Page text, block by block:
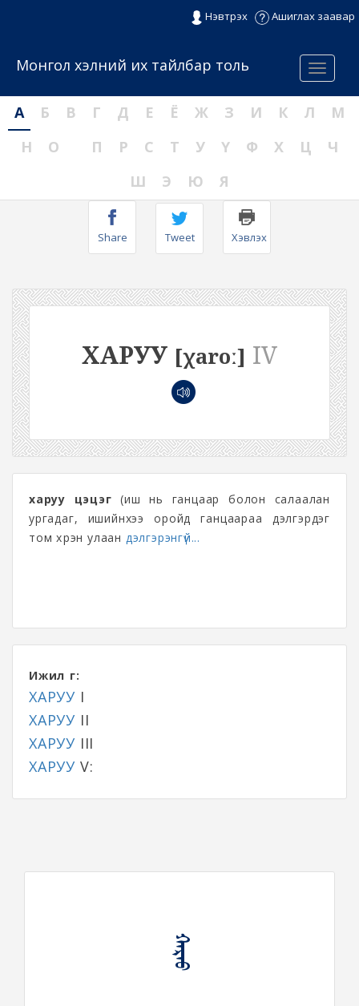
Нэвтрэх Ашиглах заавар
Menu
Монгол хэлний их тайлбар толь
А Б В Г Д Е Ё Ж З И К Л
М
Н
О П Р С Т У Ү Ф Х Ц
Ч
Ш
Э Ю Я
Share Tweet Хэвлэх
ХАРУУ [χaroː] IV
харуу цэцэг (иш нь ганцаар болон салаалан
ургадаг, ишийнхээ оройд ганцаараа дэлгэрдэг
том хүрэн улаан дэлгэрэнгүй...
Ижил үг:
ХАРУУ I
ХАРУУ II
ХАРУУ III
ХАРУУ V:
ᠬᠠᠷᠠᠤ